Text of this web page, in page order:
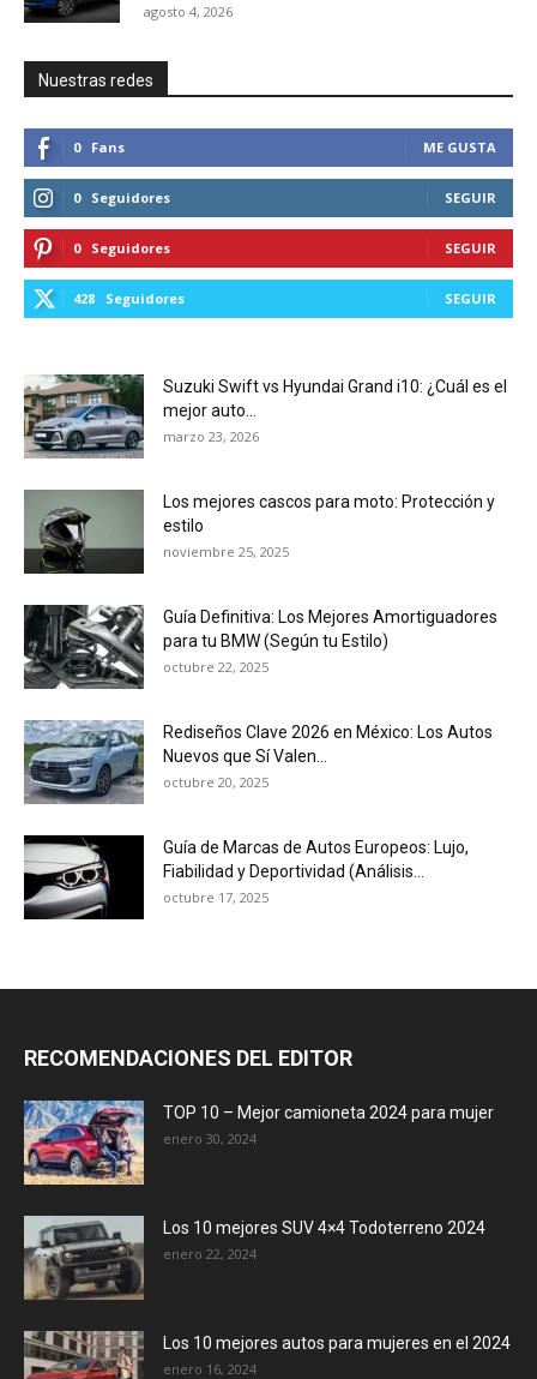
agosto 4, 2026
Nuestras redes
0 Fans ME GUSTA
0 Seguidores SEGUIR
0 Seguidores SEGUIR
428 Seguidores SEGUIR
Suzuki Swift vs Hyundai Grand i10: ¿Cuál es el
mejor auto...
marzo 23, 2026
Los mejores cascos para moto: Protección y
estilo
noviembre 25, 2025
Guía Definitiva: Los Mejores Amortiguadores
para tu BMW (Según tu Estilo)
octubre 22, 2025
Rediseños Clave 2026 en México: Los Autos
Nuevos que Sí Valen...
octubre 20, 2025
Guía de Marcas de Autos Europeos: Lujo,
Fiabilidad y Deportividad (Análisis...
octubre 17, 2025
RECOMENDACIONES DEL EDITOR
TOP 10 – Mejor camioneta 2024 para mujer
enero 30, 2024
Los 10 mejores SUV 4×4 Todoterreno 2024
enero 22, 2024
Los 10 mejores autos para mujeres en el 2024
enero 16, 2024